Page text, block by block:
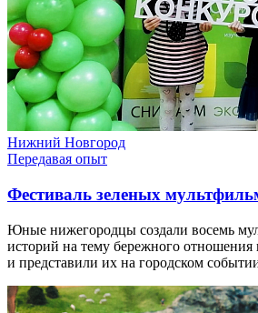
Нижний Новгород
Передавая опыт
Фестиваль зеленых
Юные нижегородцы создали восемь
историй на тему бережного отношения
и представили их на городском